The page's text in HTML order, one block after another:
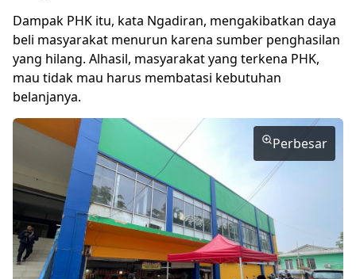
Dampak PHK itu, kata Ngadiran, mengakibatkan daya
beli masyarakat menurun karena sumber penghasilan
yang hilang. Alhasil, masyarakat yang terkena PHK,
mau tidak mau harus membatasi kebutuhan
belanjanya.
Perbesar